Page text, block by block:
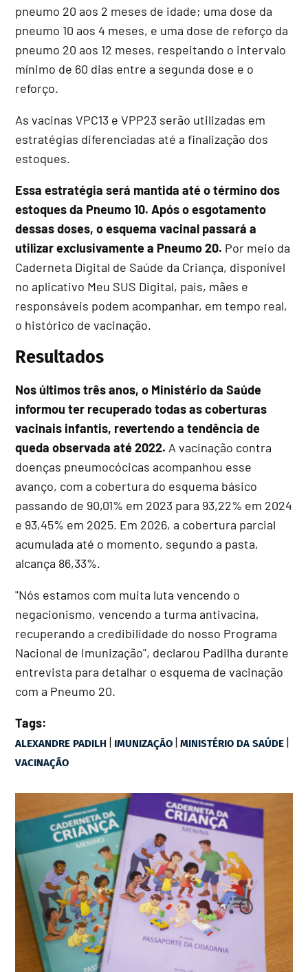
pneumo 20 aos 2 meses de idade; uma dose da
pneumo 10 aos 4 meses, e uma dose de reforço da
pneumo 20 aos 12 meses, respeitando o intervalo
mínimo de 60 dias entre a segunda dose e o
reforço.
As vacinas VPC13 e VPP23 serão utilizadas em
estratégias diferenciadas até a finalização dos
estoques.
Essa estratégia será mantida até o término dos
estoques da Pneumo 10. Após o esgotamento
dessas doses, o esquema vacinal passará a
utilizar exclusivamente a Pneumo 20. Por meio da
Caderneta Digital de Saúde da Criança, disponível
no aplicativo Meu SUS Digital, pais, mães e
responsáveis podem acompanhar, em tempo real,
o histórico de vacinação.
Resultados
Nos últimos três anos, o Ministério da Saúde
informou ter recuperado todas as coberturas
vacinais infantis, revertendo a tendência de
queda observada até 2022. A vacinação contra
doenças pneumocócicas acompanhou esse
avanço, com a cobertura do esquema básico
passando de 90,01% em 2023 para 93,22% em 2024
e 93,45% em 2025. Em 2026, a cobertura parcial
acumulada até o momento, segundo a pasta,
alcança 86,33%.
"Nós estamos com muita luta vencendo o
negacionismo, vencendo a turma antivacina,
recuperando a credibilidade do nosso Programa
Nacional de Imunização", declarou Padilha durante
entrevista para detalhar o esquema de vacinação
com a Pneumo 20.
Tags:
ALEXANDRE PADILH | IMUNIZAÇÃO |MINISTÉRIO DA SAÚDE |
VACINAÇÃO